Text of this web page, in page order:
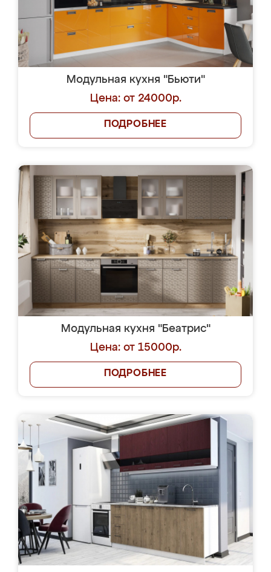
Модульная кухня "Бьюти"
Цена: от 24000р.
ПОДРОБНЕЕ
Модульная кухня "Беатрис"
Цена: от 15000р.
ПОДРОБНЕЕ